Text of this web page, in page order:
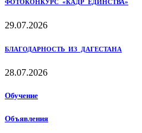
ФОТОКОНКУРС «КАДР ЕДИНСТВА»
29.07.2026
БЛАГОДАРНОСТЬ ИЗ ДАГЕСТАНА
28.07.2026
Обучение
Объявления